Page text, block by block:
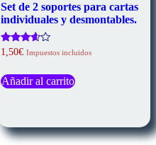
Set de 2 soportes para cartas
individuales y desmontables.
Valorado
con
de 5
1,50€ Impuestos incluidos
Añadir al carrito